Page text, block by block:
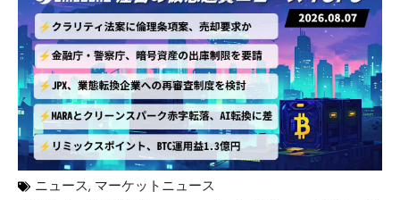
ニュース, マーケットニュース